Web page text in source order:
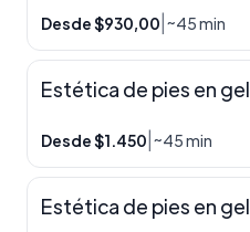
Desde $930,00 ~45 min
Estética de pies en
Desde $1.450 ~45 min
Estética de pies en